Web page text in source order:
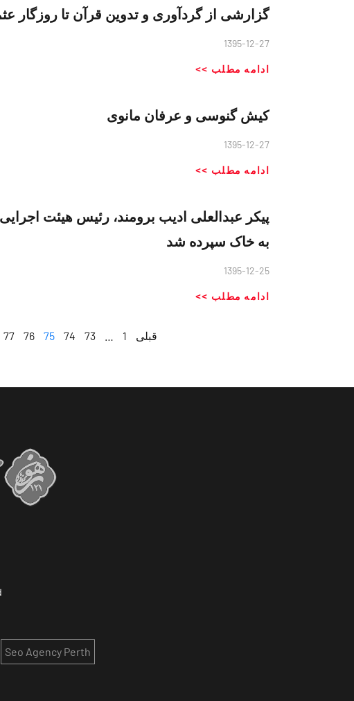
گزارشی از گردآوری و تدوین قرآن تا روزگار
1395-12-27
ادامه مطلب >>
کیش گنوسى و عرفان مانوى
1395-12-27
ادامه مطلب >>
پیکر عبدالعلی ادیب برومند، رئیس هیئت
به خاک سپرده شد
1395-12-25
ادامه مطلب >>
قبلی 1
73
74
75
76
77
Seo Agency Perth